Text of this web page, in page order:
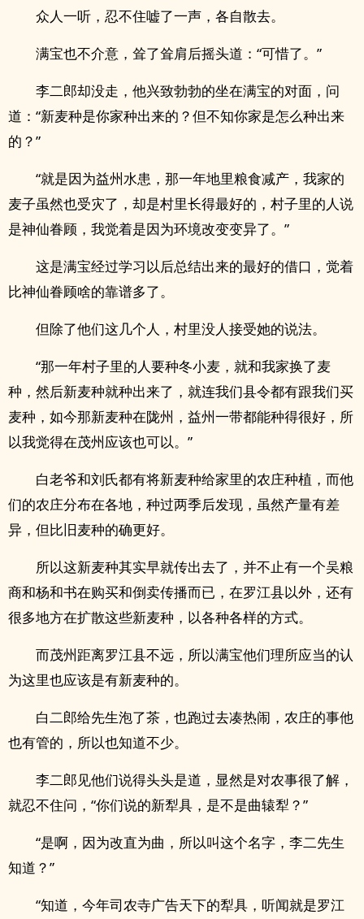
众人一听，忍不住嘘了一声，各自散去。
满宝也不介意，耸了耸肩后摇头道：“可惜了。”
李二郎却没走，他兴致勃勃的坐在满宝的对面，问
道：“新麦种是你家种出来的？但不知你家是怎么种出来
的？”
“就是因为益州水患，那一年地里粮食减产，我家的
麦子虽然也受灾了，却是村里长得最好的，村子里的人说
是神仙眷顾，我觉着是因为环境改变变异了。”
这是满宝经过学习以后总结出来的最好的借口，觉着
比神仙眷顾啥的靠谱多了。
但除了他们这几个人，村里没人接受她的说法。
“那一年村子里的人要种冬小麦，就和我家换了麦
种，然后新麦种就种出来了，就连我们县令都有跟我们买
麦种，如今那新麦种在陇州，益州一带都能种得很好，所
以我觉得在茂州应该也可以。”
白老爷和刘氏都有将新麦种给家里的农庄种植，而他
们的农庄分布在各地，种过两季后发现，虽然产量有差
异，但比旧麦种的确更好。
所以这新麦种其实早就传出去了，并不止有一个吴粮
商和杨和书在购买和倒卖传播而已，在罗江县以外，还有
很多地方在扩散这些新麦种，以各种各样的方式。
而茂州距离罗江县不远，所以满宝他们理所应当的认
为这里也应该是有新麦种的。
白二郎给先生泡了茶，也跑过去凑热闹，农庄的事他
也有管的，所以也知道不少。
李二郎见他们说得头头是道，显然是对农事很了解，
就忍不住问，“你们说的新犁具，是不是曲辕犁？”
“是啊，因为改直为曲，所以叫这个名字，李二先生
知道？”
“知道，今年司农寺广告天下的犁具，听闻就是罗江